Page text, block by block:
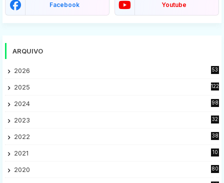
Facebook Youtube
ARQUIVO
2026 53
2025 122
2024 98
2023
32
2022
38
2021
10
2020
80